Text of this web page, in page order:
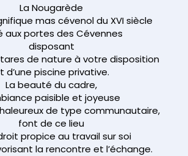
La Nougarède
mas cévenol du XVI siècle
aux portes des Cévennes
disposant
de nature à votre disposition
d’une piscine privative.
La beauté du cadre,
paisible et joyeuse
de type communautaire,
font de ce lieu
propice au travail sur soi
la rencontre et l’échange.